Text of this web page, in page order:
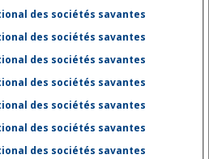
des sociétés savantes
des sociétés savantes
des sociétés savantes
des sociétés savantes
des sociétés savantes
des sociétés savantes
des sociétés savantes